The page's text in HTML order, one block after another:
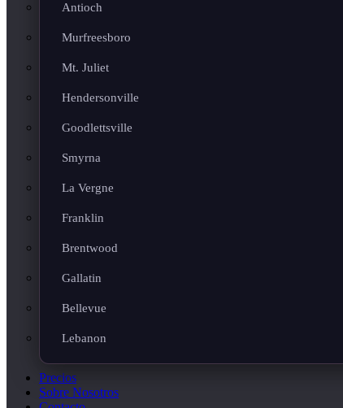
Antioch
Murfreesboro
Mt. Juliet
Hendersonville
Goodlettsville
Smyrna
La Vergne
Franklin
Brentwood
Gallatin
Bellevue
Lebanon
Precios
Sobre Nosotros